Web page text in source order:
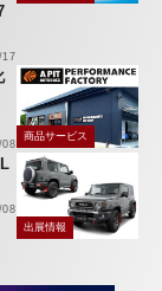
商品サービス
出展情報